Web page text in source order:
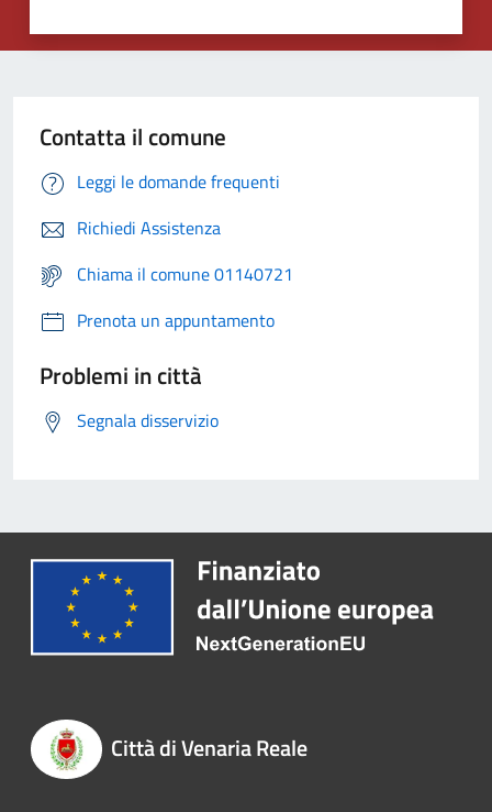
Contatta il comune
Leggi le domande frequenti
Richiedi Assistenza
Chiama il comune 01140721
Prenota un appuntamento
Problemi in città
Segnala disservizio
Città di Venaria Reale